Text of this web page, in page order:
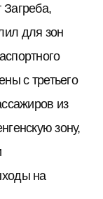
для зон
с третьего
из
зону,
на